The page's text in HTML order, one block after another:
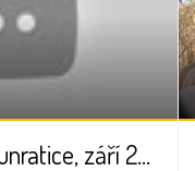
TV reportáž ZŠ Kunratice, září 2011